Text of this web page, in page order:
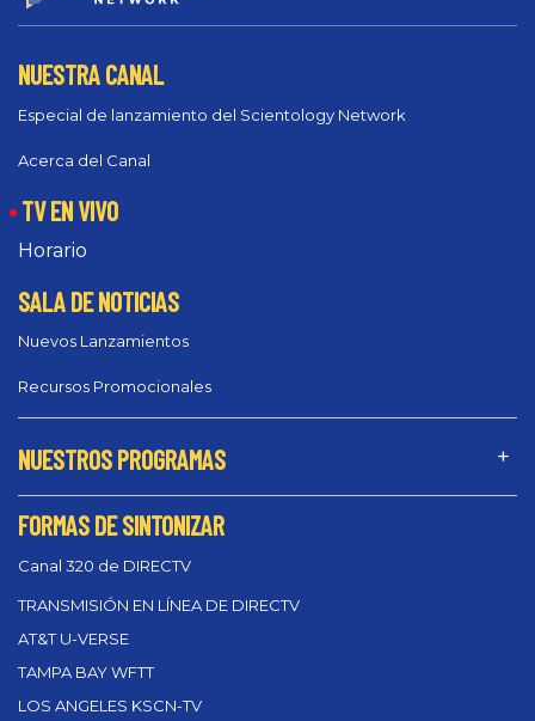
NUESTRA CANAL
Especial de lanzamiento del Scientology Network
Acerca del Canal
TV EN VIVO
Horario
SALA DE NOTICIAS
Nuevos Lanzamientos
Recursos Promocionales
NUESTROS PROGRAMAS
FORMAS DE SINTONIZAR
Canal 320 de DIRECTV
TRANSMISIÓN EN LÍNEA DE DIRECTV
AT&T U-VERSE
TAMPA BAY WFTT
LOS ANGELES KSCN-TV